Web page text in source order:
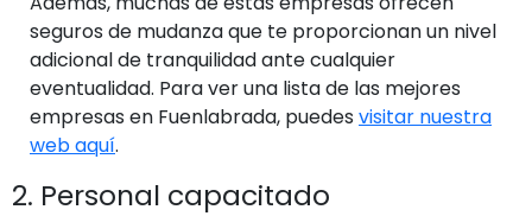
seguros de mudanza que te proporcionan un nivel
adicional de tranquilidad ante cualquier
eventualidad. Para ver una lista de las mejores
empresas en Fuenlabrada, puedes visitar nuestra
web aquí.
2. Personal capacitado